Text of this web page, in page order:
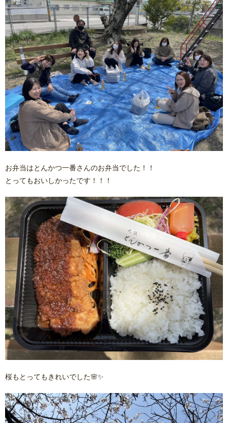
お弁当はとんかつ一番さんのお弁当でした！！
とってもおいしかったです！！！
桜もとってもきれいでした🌸✨